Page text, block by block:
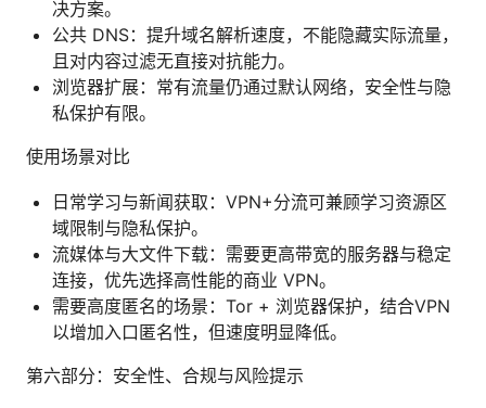
决方案。
公共 DNS：提升域名解析速度，不能隐藏实际流量，
且对内容过滤无直接对抗能力。
浏览器扩展：常有流量仍通过默认网络，安全性与隐
私保护有限。
使用场景对比
日常学习与新闻获取：VPN+分流可兼顾学习资源区
域限制与隐私保护。
流媒体与大文件下载：需要更高带宽的服务器与稳定
连接，优先选择高性能的商业 VPN。
需要高度匿名的场景：Tor + 浏览器保护，结合VPN
以增加入口匿名性，但速度明显降低。
第六部分：安全性、合规与风险提示